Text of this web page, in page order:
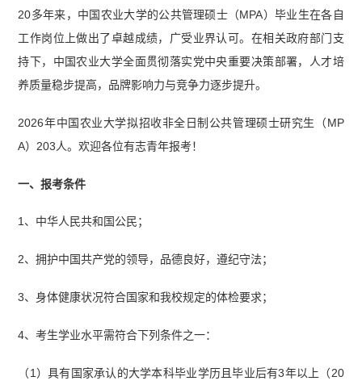
20多年来，中国农业大学的公共管理硕士（MPA）毕业生在各自
工作岗位上做出了卓越成绩，广受业界认可。在相关政府部门支
持下，中国农业大学全面贯彻落实党中央重要决策部署，人才培
养质量稳步提高，品牌影响力与竞争力逐步提升。
2026年中国农业大学拟招收非全日制公共管理硕士研究生（MP
A）203人。欢迎各位有志青年报考！
一、报考条件
1、中华人民共和国公民；
2、拥护中国共产党的领导，品德良好，遵纪守法；
3、身体健康状况符合国家和我校规定的体检要求；
4、考生学业水平需符合下列条件之一：
（1）具有国家承认的大学本科毕业学历且毕业后有3年以上（20